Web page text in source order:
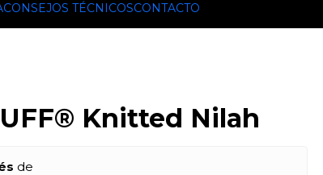
CONSEJOS TÉCNICOSCONTACTO
Knitted Nilah
de